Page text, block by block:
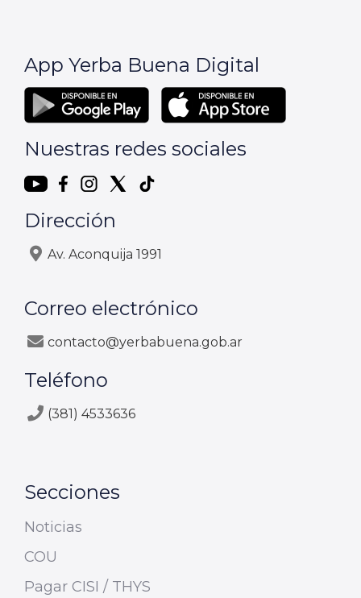
App Yerba Buena Digital
Nuestras redes sociales
Dirección
Av. Aconquija 1991
Correo electrónico
contacto@yerbabuena.gob.ar
Teléfono
(381) 4533636
Secciones
Noticias
COU
Pagar CISI / THYS